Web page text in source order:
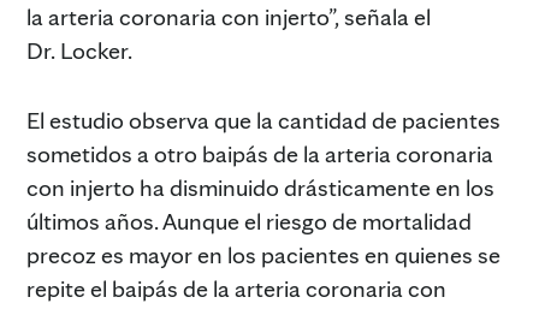
la arteria coronaria con injerto”, señala el
Dr. Locker.
El estudio observa que la cantidad de pacientes
sometidos a otro baipás de la arteria coronaria
con injerto ha disminuido drásticamente en los
últimos años. Aunque el riesgo de mortalidad
precoz es mayor en los pacientes en quienes se
repite el baipás de la arteria coronaria con